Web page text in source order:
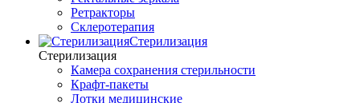
Ретракторы
Склеротерапия
Стерилизация
Стерилизация
Камера сохранения стерильности
Крафт-пакеты
Лотки медицинские